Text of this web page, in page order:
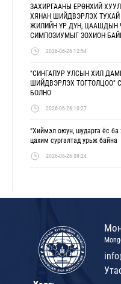
ЗАХИРГААНЫ ЕРӨНХИЙ
ХЯНАН ШИЙДВЭРЛЭХ
ЖИЛИЙН ҮР ДҮН, ЦААШДЫН
СИМПОЗИУМЫГ ЗОХИОН
2026-06-26 12:54
"СИНГАПУР УЛСЫН ХИЛ
ШИЙДВЭРЛЭХ ТОГТОЛЦОО"
БОЛНО
2026-06-26 10:27
“Хиймэл оюун, шударга ёс ба
цахим сургалтад урьж байна
2026-06-26 09:24